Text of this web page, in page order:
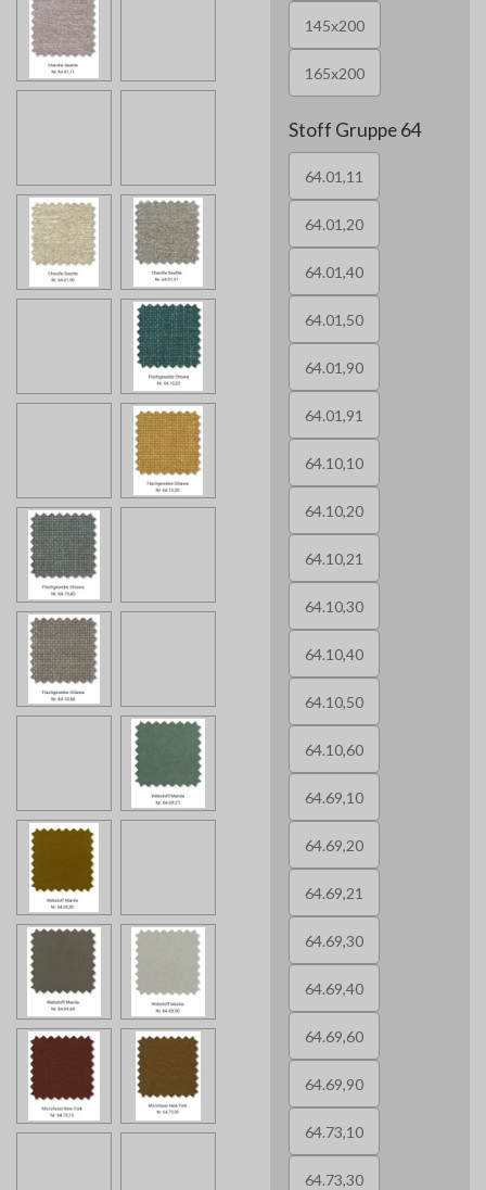
145x200
165x200
Stoff Gruppe 64
64.01,11
64.01,20
64.01,40
64.01,50
64.01,90
64.01,91
64.10,10
64.10,20
64.10,21
64.10,30
64.10,40
64.10,50
64.10,60
64.69,10
64.69,20
64.69,21
64.69,30
64.69,40
64.69,60
64.69,90
64.73,10
64.73,30